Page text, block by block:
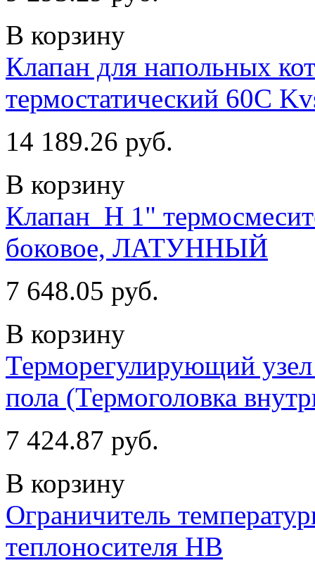
В корзину
Клапан для напольных
термостатический 60С
14 189.26 руб.
В корзину
Клапан_Н 1"
боковое, ЛАТУННЫЙ
7 648.05 руб.
В корзину
Терморегулирующий
пола (Термоголовка
7 424.87 руб.
В корзину
Ограничитель
теплоносителя НВ